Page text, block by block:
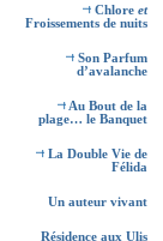
Chlore et
Froissements de nuits
Son Parfum
d’avalanche
Au Bout de la
plage… le Banquet
La Double Vie de
Félida
Un auteur vivant
Résidence aux Ulis